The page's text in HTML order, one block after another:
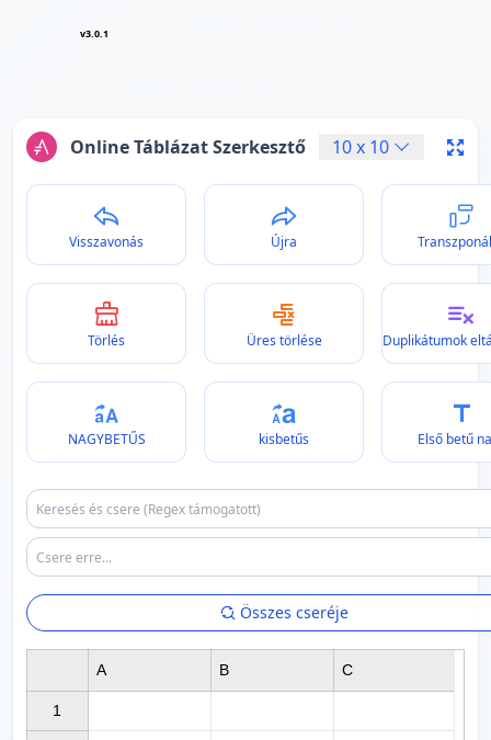
v3.0.1
Online Táblázat Szerkesztő 10x 10
Visszavonás Újra
Törlés Üres törlése Duplikátumok
NAGYBETŰS kisbetűs Első betű
Összes cseréje
1
A B C